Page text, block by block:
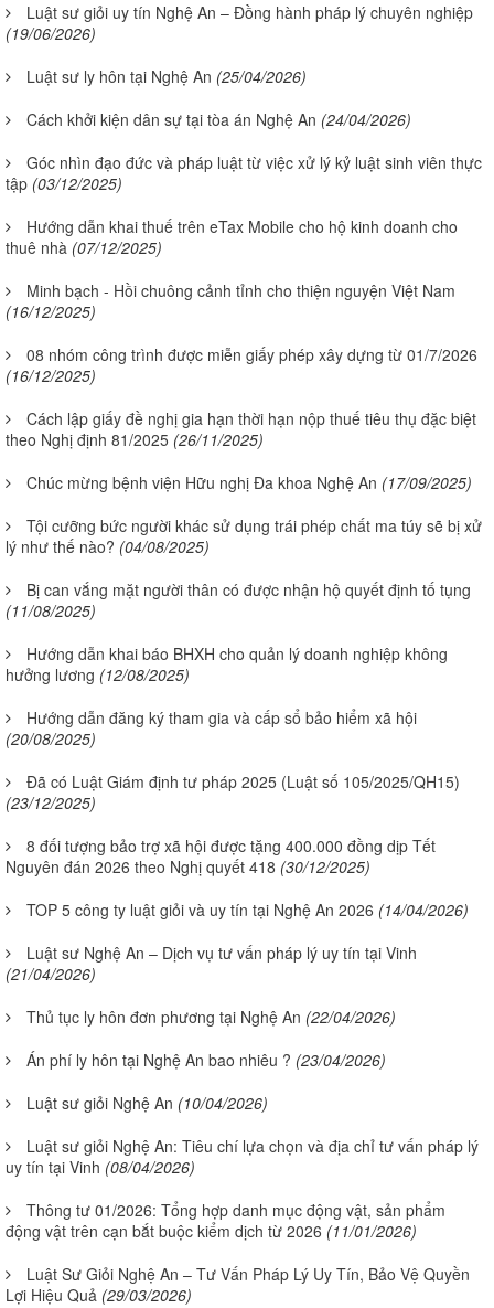
Luật sư giỏi uy tín Nghệ An – Đồng hành pháp lý chuyên nghiệp
(19/06/2026)
Luật sư ly hôn tại Nghệ An (25/04/2026)
Cách khởi kiện dân sự tại tòa án Nghệ An (24/04/2026)
Góc nhìn đạo đức và pháp luật từ việc xử lý kỷ luật sinh viên thực
tập (03/12/2025)
Hướng dẫn khai thuế trên eTax Mobile cho hộ kinh doanh cho
thuê nhà (07/12/2025)
Minh bạch - Hồi chuông cảnh tỉnh cho thiện nguyện Việt Nam
(16/12/2025)
08 nhóm công trình được miễn giấy phép xây dựng từ 01/7/2026
(16/12/2025)
Cách lập giấy đề nghị gia hạn thời hạn nộp thuế tiêu thụ đặc biệt
theo Nghị định 81/2025 (26/11/2025)
Chúc mừng bệnh viện Hữu nghị Đa khoa Nghệ An (17/09/2025)
Tội cưỡng bức người khác sử dụng trái phép chất ma túy sẽ bị xử
lý như thế nào? (04/08/2025)
Bị can vắng mặt người thân có được nhận hộ quyết định tố tụng
(11/08/2025)
Hướng dẫn khai báo BHXH cho quản lý doanh nghiệp không
hưởng lương (12/08/2025)
Hướng dẫn đăng ký tham gia và cấp sổ bảo hiểm xã hội
(20/08/2025)
Đã có Luật Giám định tư pháp 2025 (Luật số 105/2025/QH15)
(23/12/2025)
8 đối tượng bảo trợ xã hội được tặng 400.000 đồng dịp Tết
Nguyên đán 2026 theo Nghị quyết 418 (30/12/2025)
TOP 5 công ty luật giỏi và uy tín tại Nghệ An 2026 (14/04/2026)
Luật sư Nghệ An – Dịch vụ tư vấn pháp lý uy tín tại Vinh
(21/04/2026)
Thủ tục ly hôn đơn phương tại Nghệ An (22/04/2026)
Án phí ly hôn tại Nghệ An bao nhiêu ? (23/04/2026)
Luật sư giỏi Nghệ An (10/04/2026)
Luật sư giỏi Nghệ An: Tiêu chí lựa chọn và địa chỉ tư vấn pháp lý
uy tín tại Vinh (08/04/2026)
Thông tư 01/2026: Tổng hợp danh mục động vật, sản phẩm
động vật trên cạn bắt buộc kiểm dịch từ 2026 (11/01/2026)
Luật Sư Giỏi Nghệ An – Tư Vấn Pháp Lý Uy Tín, Bảo Vệ Quyền
Lợi Hiệu Quả (29/03/2026)